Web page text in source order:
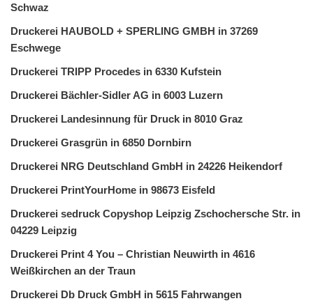
Schwaz
Druckerei HAUBOLD + SPERLING GMBH in 37269
Eschwege
Druckerei TRIPP Procedes in 6330 Kufstein
Druckerei Bächler-Sidler AG in 6003 Luzern
Druckerei Landesinnung für Druck in 8010 Graz
Druckerei Grasgrün in 6850 Dornbirn
Druckerei NRG Deutschland GmbH in 24226 Heikendorf
Druckerei PrintYourHome in 98673 Eisfeld
Druckerei sedruck Copyshop Leipzig Zschochersche Str. in
04229 Leipzig
Druckerei Print 4 You – Christian Neuwirth in 4616
Weißkirchen an der Traun
Druckerei Db Druck GmbH in 5615 Fahrwangen